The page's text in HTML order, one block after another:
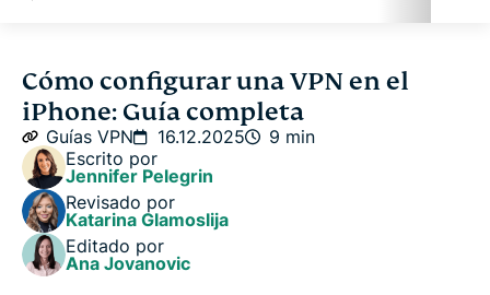
Cómo utilizar una VPN en el iPhone
Elegir la mejor VPN para iPhone
VPN gratuitas vs. de pago en iOS
Cómo configurar diferentes protocolos VPN en el
iPhone
Cómo configurar una VPN en el
iPhone: Guía completa
Guías VPN 16.12.2025
9 min
Escrito por
Jennifer Pelegrin
Revisado por
Katarina Glamoslija
Editado por
Ana Jovanovic